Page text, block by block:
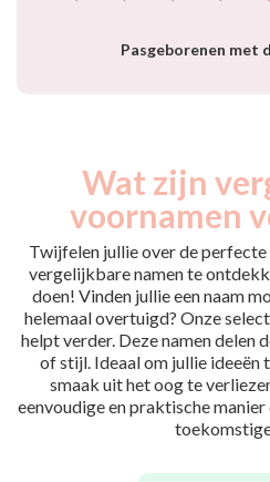
Pasgeborenen met
Wat zijn
voornamen
Twijfelen jullie over de perfecte
vergelijkbare namen te
doen! Vinden jullie een naam
helemaal overtuigd? Onze
helpt verder. Deze namen delen
of stijl. Ideaal om jullie ideeën
smaak uit het oog te
eenvoudige en praktische